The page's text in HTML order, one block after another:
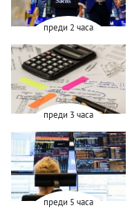
преди 2 часа
преди 3 часа
преди 5 часа